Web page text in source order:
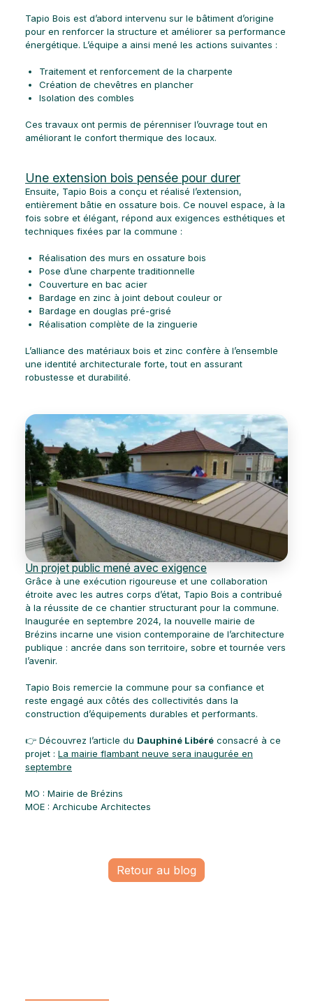
Tapio Bois est d’abord intervenu sur le bâtiment d’origine
pour en renforcer la structure et améliorer sa performance
énergétique. L’équipe a ainsi mené les actions suivantes :
Traitement et renforcement de la charpente
Création de chevêtres en plancher
Isolation des combles
Ces travaux ont permis de pérenniser l’ouvrage tout en
améliorant le confort thermique des locaux.
Une extension bois pensée pour durer
Ensuite, Tapio Bois a conçu et réalisé l’extension,
entièrement bâtie en ossature bois. Ce nouvel espace, à la
fois sobre et élégant, répond aux exigences esthétiques et
techniques fixées par la commune :
Réalisation des murs en ossature bois
Pose d’une charpente traditionnelle
Couverture en bac acier
Bardage en zinc à joint debout couleur or
Bardage en douglas pré-grisé
Réalisation complète de la zinguerie
L’alliance des matériaux bois et zinc confère à l’ensemble
une identité architecturale forte, tout en assurant
robustesse et durabilité.
Un projet public mené avec exigence
Grâce à une exécution rigoureuse et une collaboration
étroite avec les autres corps d’état, Tapio Bois a contribué
à la réussite de ce chantier structurant pour la commune.
Inaugurée en septembre 2024, la nouvelle mairie de
Brézins incarne une vision contemporaine de l’architecture
publique : ancrée dans son territoire, sobre et tournée vers
l’avenir.
Tapio Bois remercie la commune pour sa confiance et
reste engagé aux côtés des collectivités dans la
construction d’équipements durables et performants.
👉 Découvrez l’article du Dauphiné Libéré consacré à ce
projet : La mairie flambant neuve sera inaugurée en
septembre
MO : Mairie de Brézins
MOE : Archicube Architectes
Retour au blog